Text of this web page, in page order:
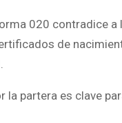
020 contradice
de
partera es clave